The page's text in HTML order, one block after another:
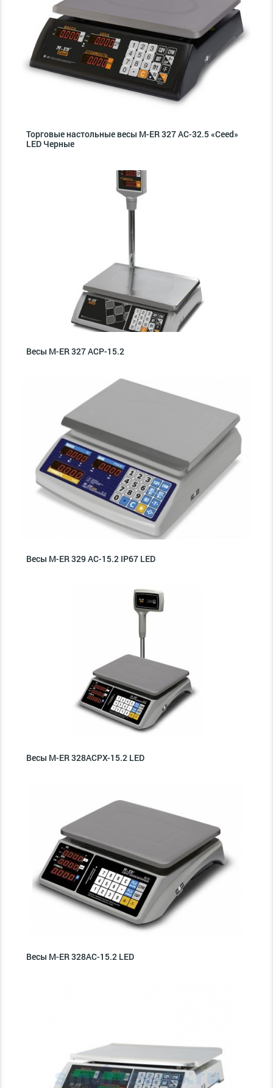
Торговые настольные весы M-ER 327 AC-32.5 «Ceed»
LED Черные
Весы M-ER 327 ACP-15.2
Весы M-ER 329 AC-15.2 IP67 LED
Весы M-ER 328ACPX-15.2 LED
Весы M-ER 328AC-15.2 LED